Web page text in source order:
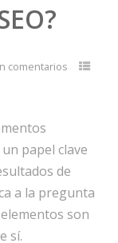
comentarios
papel clave
de
a la pregunta
son
sí.